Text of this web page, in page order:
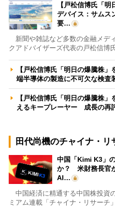
【戸松信博氏「
デバイス：サムス
要…
新聞や雑誌など多数の金融メデ
クアドバイザーズ代表の戸松信博
【戸松信博氏「明日の爆騰株
端半導体の製造に不可欠な検査
【戸松信博氏「明日の爆騰株
えるキープレーヤー 成長の再
田代尚機のチャイナ・リ
中国「Kimi K3」
か？ 米財務長官
AI…
中国経済に精通する中国株投資
ミアム連載「チャイナ・リサーチ